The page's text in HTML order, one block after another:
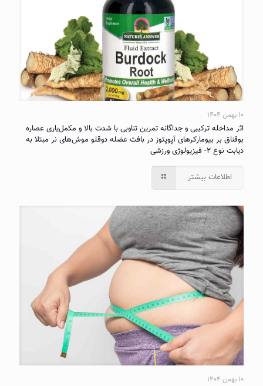
۱۰ بهمن ۱۴۰۴
اثر مداخله ترکیبی و جداگانه تمرین تناوبی با شدت بالا و مکمل‌یاری عصاره
بوقناق بر بیومارکرهای آپوپتوز در بافت عضله دوقلو موش‌های نر مبتلا به
دیابت نوع ۲- فیزیولوژی ورزشی
اطلاعات بیشتر
۱۰ بهمن ۱۴۰۴